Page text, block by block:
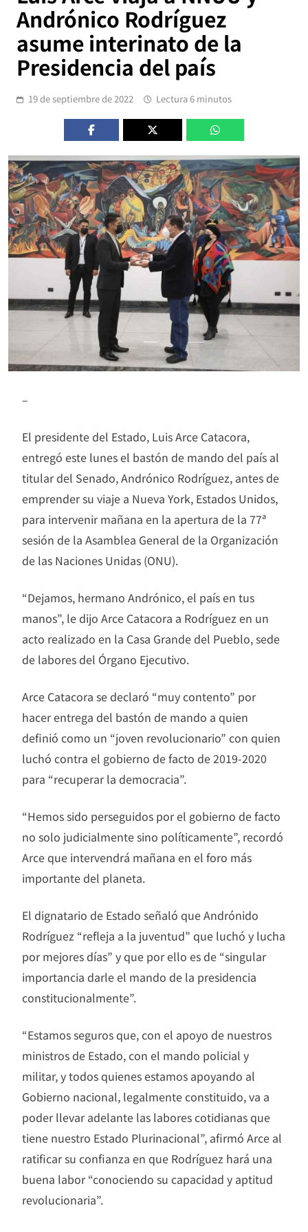
Andrónico Rodríguez
asume interinato de la
Presidencia del país
19 de septiembre de 2022 Lectura 6 minutos
–
El presidente del Estado, Luis Arce Catacora,
entregó este lunes el bastón de mando del país al
titular del Senado, Andrónico Rodríguez, antes de
emprender su viaje a Nueva York, Estados Unidos,
para intervenir mañana en la apertura de la 77ª
sesión de la Asamblea General de la Organización
de las Naciones Unidas (ONU).
“Dejamos, hermano Andrónico, el país en tus
manos”, le dijo Arce Catacora a Rodríguez en un
acto realizado en la Casa Grande del Pueblo, sede
de labores del Órgano Ejecutivo.
Arce Catacora se declaró “muy contento” por
hacer entrega del bastón de mando a quien
definió como un “joven revolucionario” con quien
luchó contra el gobierno de facto de 2019-2020
para “recuperar la democracia”.
“Hemos sido perseguidos por el gobierno de facto
no solo judicialmente sino políticamente”, recordó
Arce que intervendrá mañana en el foro más
importante del planeta.
El dignatario de Estado señaló que Andrónido
Rodríguez “refleja a la juventud” que luchó y lucha
por mejores días” y que por ello es de “singular
importancia darle el mando de la presidencia
constitucionalmente”.
“Estamos seguros que, con el apoyo de nuestros
ministros de Estado, con el mando policial y
militar, y todos quienes estamos apoyando al
Gobierno nacional, legalmente constituido, va a
poder llevar adelante las labores cotidianas que
tiene nuestro Estado Plurinacional”, afirmó Arce al
ratificar su confianza en que Rodríguez hará una
buena labor “conociendo su capacidad y aptitud
revolucionaria”.